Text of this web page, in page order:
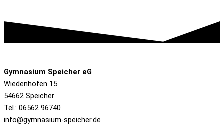
Gymnasium Speicher eG
Wiedenhofen 15
54662 Speicher
Tel.: 06562 96740
info@gymnasium-speicher.de